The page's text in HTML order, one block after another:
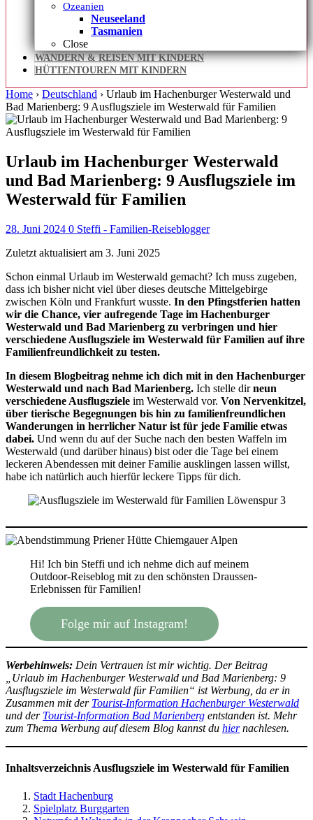
Ozeanien
Neuseeland
Tasmanien
Close
WANDERN & REISEN MIT KINDERN
HÜTTENTOUREN MIT KINDERN
Home › Deutschland › Urlaub im Hachenburger Westerwald und
Bad Marienberg: 9 Ausflugsziele im Westerwald für Familien
Urlaub im Hachenburger Westerwald
und Bad Marienberg: 9 Ausflugsziele im
Westerwald für Familien
28. Juni 2024 0 Steffi - Familien-Reiseblogger
Zuletzt aktualisiert am 3. Juni 2025
Schon einmal Urlaub im Westerwald gemacht? Ich muss zugeben,
dass ich bisher nicht viel über dieses deutsche Mittelgebirge
zwischen Köln und Frankfurt wusste. In den Pfingstferien hatten
wir die Chance, vier aufregende Tage im Hachenburger
Westerwald und Bad Marienberg zu verbringen und hier
verschiedene Ausflugsziele im Westerwald für Familien auf ihre
Familienfreundlichkeit zu testen.
In diesem Blogbeitrag nehme ich dich mit in den Hachenburger
Westerwald und nach Bad Marienberg. Ich stelle dirneun
verschiedene Ausflugsziele im Westerwald vor. Von Nervenkitzel,
über tierische Begegnungen bis hin zu familienfreundlichen
Wanderungen in herrlicher Natur ist für jede Familie etwas
dabei. Und wenn du auf der Suche nach den besten Waffeln im
Westerwald (und darüber hinaus) bist oder die Tage bei einem
leckeren Abendessen mit deiner Familie ausklingen lassen willst,
habe ich natürlich auch hierfür leckere Tipps für dich.
Hi! Ich bin Steffi und ich nehme dich auf meinem
Outdoor-Reiseblog mit zu den schönsten Draussen-
Erlebnissen für Familien!
Folge mir auf Instagram!
Werbehinweis: Dein Vertrauen ist mir wichtig. Der Beitrag
„Urlaub im Hachenburger Westerwald und Bad Marienberg: 9
Ausflugsziele im Westerwald für Familien“ ist Werbung, da er in
Zusammen mit der Tourist-Information Hachenburger Westerwald
und der Tourist-Information Bad Marienberg entstanden ist. Mehr
zum Thema Werbung auf diesem Blog kannst du hiernachlesen.
Inhaltsverzeichnis Ausflugsziele im Westerwald für Familien
Stadt Hachenburg
Spielplatz Burggarten